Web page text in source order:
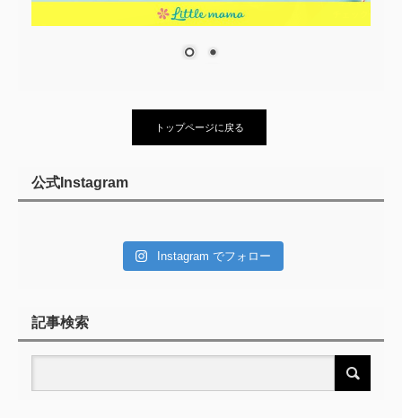
トップページに戻る
公式Instagram
Instagram でフォロー
記事検索